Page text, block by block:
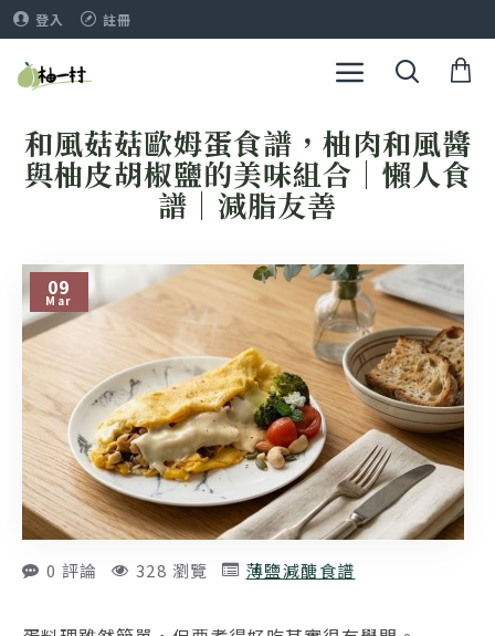
登入 註冊
和風菇菇歐姆蛋食譜，柚肉和風醬
與柚皮胡椒鹽的美味組合｜懶人食
譜｜減脂友善
09
Mar
0 評論 328 瀏覽 薄鹽減醣食譜